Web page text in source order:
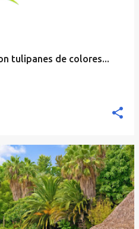
tulipanes de colores...